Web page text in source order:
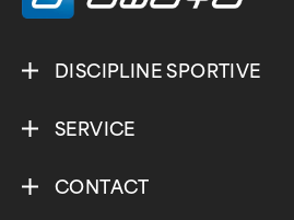
DISCIPLINE SPORTIVE
SERVICE
CONTACT